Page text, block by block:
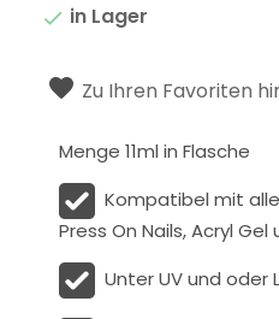
 in Lager
Zu Ihren Favoriten
Menge 11ml in Flasche
Kompatibel mit alle
Press On Nails, Acryl Gel
Unter UV und oder